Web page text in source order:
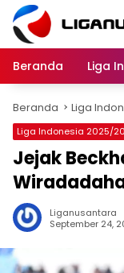
Langsung
konten
Beranda
Liga
Beranda Liga
Liga Indonesia 2025/
Jejak
Liganusantara
September 24,